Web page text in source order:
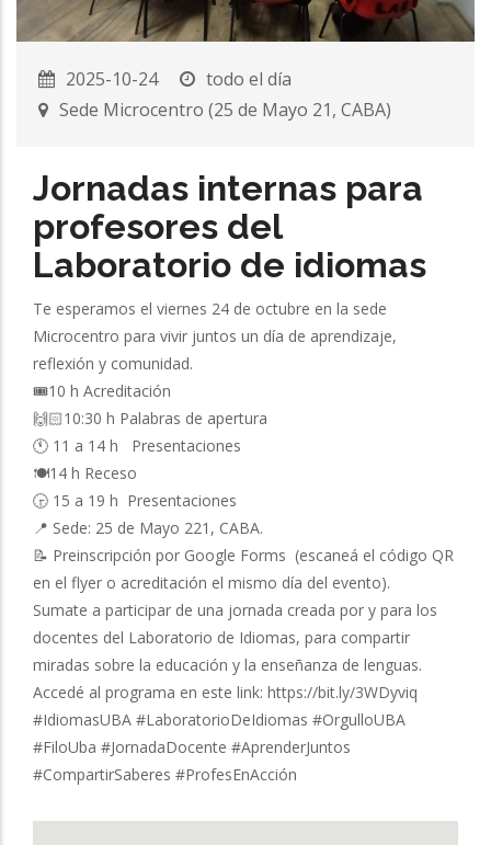
2025-10-24
todo el día
Sede Microcentro (25 de Mayo 21, CABA)
Jornadas internas para
profesores del
Laboratorio de idiomas
Te esperamos el viernes 24 de octubre en la sede
Microcentro para vivir juntos un día de aprendizaje,
reflexión y comunidad.
🎟️10 h Acreditación
🙌🏻10:30 h Palabras de apertura
🕚 11 a 14 h Presentaciones
🍽️14 h Receso
🕞 15 a 19 h Presentaciones
📍 Sede: 25 de Mayo 221, CABA.
📝 Preinscripción por Google Forms (escaneá el código QR
en el flyer o acreditación el mismo día del evento).
Sumate a participar de una jornada creada por y para los
docentes del Laboratorio de Idiomas, para compartir
miradas sobre la educación y la enseñanza de lenguas.
Accedé al programa en este link: https://bit.ly/3WDyviq
#IdiomasUBA #LaboratorioDeIdiomas #OrgulloUBA
#FiloUba #JornadaDocente #AprenderJuntos
#CompartirSaberes #ProfesEnAcción